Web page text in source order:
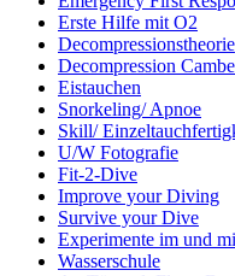
Erste Hilfe mit O2
Decompressionstheorie
Decompression
Eistauchen
Snorkeling/ Apnoe
Skill/
U/W Fotografie
Fit-2-Dive
Improve your Diving
Survive your Dive
Experimente im und
Wasserschule